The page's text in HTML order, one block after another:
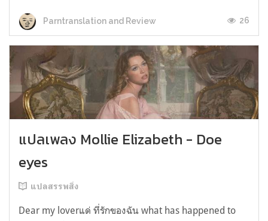
Parntranslation and Review 26
แปลเพลง Mollie Elizabeth - Doe
eyes
แปลสรรพสิ่ง
Dear my loverแด่ ที่รักของฉัน what has happened to